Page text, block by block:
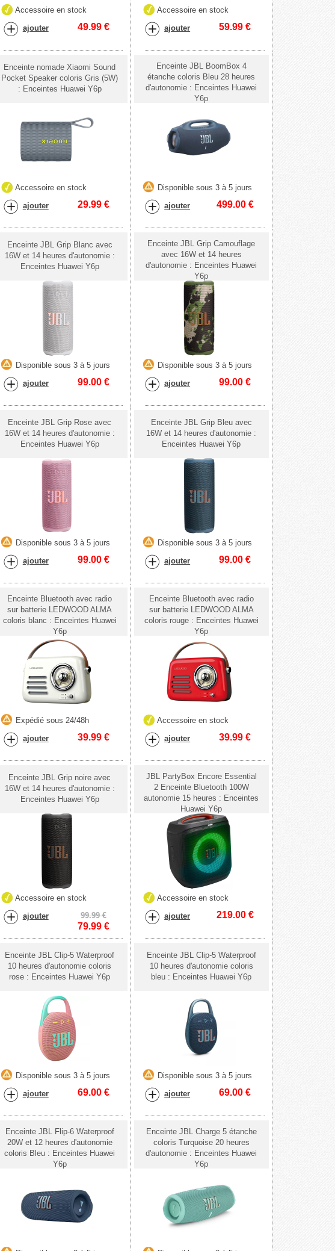
Accessoire en stock
ajouter 49.99€
Accessoire en stock
ajouter 59.99 €
Enceinte nomade Xiaomi Sound
Pocket Speaker coloris Gris (5W)
: Enceintes Huawei Y6p
Accessoire en stock
ajouter 29.99€
Enceinte JBL BoomBox 4
étanche coloris Bleu 28 heures
d'autonomie : Enceintes Huawei
Y6p
Disponible sous 3 à 5 jours
ajouter 499.00€
Enceinte JBL Grip Blanc avec
16W et 14 heures d'autonomie :
Enceintes Huawei Y6p
Disponible sous 3 à 5 jours
ajouter 99.00€
Enceinte JBL Grip Camouflage
avec 16W et 14 heures
d'autonomie : Enceintes Huawei
Y6p
Disponible sous 3 à 5 jours
ajouter 99.00 €
Enceinte JBL Grip Rose avec
16W et 14 heures d'autonomie :
Enceintes Huawei Y6p
Disponible sous 3 à 5 jours
ajouter 99.00€
Enceinte JBL Grip Bleu avec
16W et 14 heures d'autonomie :
Enceintes Huawei Y6p
Disponible sous 3 à 5 jours
ajouter 99.00 €
Enceinte Bluetooth avec radio
sur batterie LEDWOOD ALMA
coloris blanc : Enceintes Huawei
Y6p
Expédié sous 24/48h
ajouter 39.99€
Enceinte Bluetooth avec radio
sur batterie LEDWOOD ALMA
coloris rouge : Enceintes Huawei
Y6p
Accessoire en stock
ajouter 39.99 €
Enceinte JBL Grip noire avec
16W et 14 heures d'autonomie :
Enceintes Huawei Y6p
Accessoire en stock
ajouter 99.99 €
79.99€
JBL PartyBox Encore Essential
2 Enceinte Bluetooth 100W
autonomie 15 heures : Enceintes
Huawei Y6p
Accessoire en stock
ajouter 219.00€
Enceinte JBL Clip-5 Waterproof
10 heures d'autonomie coloris
rose : Enceintes Huawei Y6p
Disponible sous 3 à 5 jours
ajouter 69.00€
Enceinte JBL Clip-5 Waterproof
10 heures d'autonomie coloris
bleu : Enceintes Huawei Y6p
Disponible sous 3 à 5 jours
ajouter 69.00 €
Enceinte JBL Flip-6 Waterproof
20W et 12 heures d'autonomie
coloris Bleu : Enceintes Huawei
Y6p
Enceinte JBL Charge 5 étanche
coloris Turquoise 20 heures
d'autonomie : Enceintes Huawei
Y6p